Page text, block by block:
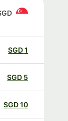
SGD
SGD
SGD
SGD